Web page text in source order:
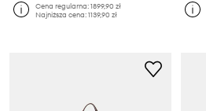
Cena regularna:1899,90 zł
Najniższa cena:1139,90 zł